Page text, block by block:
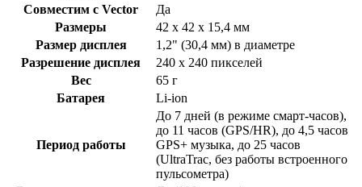
Совместим с Vector
Да
Размеры
42 x 42 x 15,4 мм
Размер дисплея
1,2" (30,4 мм) в диаметре
Разрешение дисплея
240 x 240 пикселей
Вес
65 г
Батарея
Li-ion
Период работы
До 7 дней (в режиме смарт-часов),
до 11 часов (GPS/HR), до 4,5 часов
GPS+ музыка, до 25 часов
(UltraTrac, без работы встроенного
пульсометра)